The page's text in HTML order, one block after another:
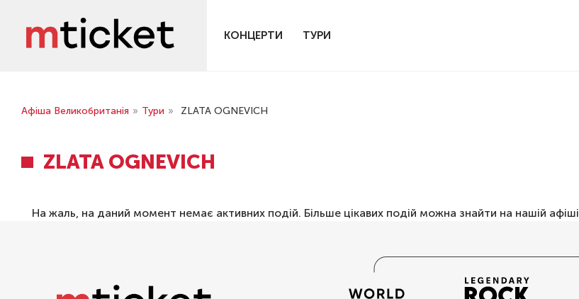
КОНЦЕРТИ ТУРИ
Афіша Великобританія » Тури » ZLATA OGNEVICH
ZLATA OGNEVICH
На жаль, на даний момент немає активних подій. Більше цікавих подій можна знайти на нашій афіші